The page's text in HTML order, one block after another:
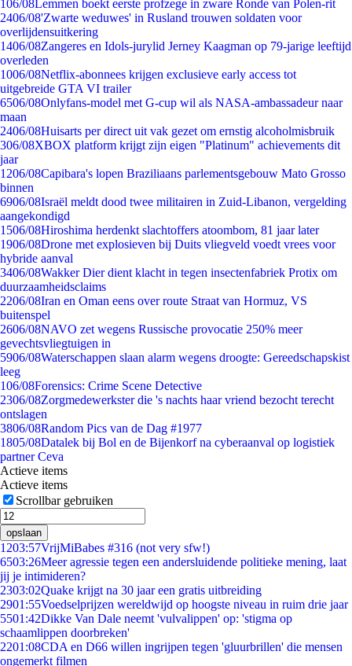
106/08Lemmen boekt eerste profzege in zware Ronde van Polen-rit
2406/08'Zwarte weduwes' in Rusland trouwen soldaten voor
overlijdensuitkering
1406/08Zangeres en Idols-jurylid Jerney Kaagman op 79-jarige leeftijd
overleden
1006/08Netflix-abonnees krijgen exclusieve early access tot
uitgebreide GTA VI trailer
6506/08Onlyfans-model met G-cup wil als NASA-ambassadeur naar
maan
2406/08Huisarts per direct uit vak gezet om ernstig alcoholmisbruik
306/08XBOX platform krijgt zijn eigen "Platinum" achievements dit
jaar
1206/08Capibara's lopen Braziliaans parlementsgebouw Mato Grosso
binnen
6906/08Israël meldt dood twee militairen in Zuid-Libanon, vergelding
aangekondigd
1506/08Hiroshima herdenkt slachtoffers atoombom, 81 jaar later
1906/08Drone met explosieven bij Duits vliegveld voedt vrees voor
hybride aanval
3406/08Wakker Dier dient klacht in tegen insectenfabriek Protix om
duurzaamheidsclaims
2206/08Iran en Oman eens over route Straat van Hormuz, VS
buitenspel
2606/08NAVO zet wegens Russische provocatie 250% meer
gevechtsvliegtuigen in
5906/08Waterschappen slaan alarm wegens droogte: Gereedschapskist
leeg
106/08Forensics: Crime Scene Detective
2306/08Zorgmedewerkster die 's nachts haar vriend bezocht terecht
ontslagen
3806/08Random Pics van de Dag #1977
1805/08Datalek bij Bol en de Bijenkorf na cyberaanval op logistiek
partner Ceva
Actieve items
Actieve items
Scrollbar gebruiken
opslaan
1203:57VrijMiBabes #316 (not very sfw!)
6503:26Meer agressie tegen een andersluidende politieke mening, laat
jij je intimideren?
2303:02Quake krijgt na 30 jaar een gratis uitbreiding
2901:55Voedselprijzen wereldwijd op hoogste niveau in ruim drie jaar
5501:42Dikke Van Dale neemt 'vulvalippen' op: 'stigma op
schaamlippen doorbreken'
2201:08CDA en D66 willen ingrijpen tegen 'gluurbrillen' die mensen
ongemerkt filmen